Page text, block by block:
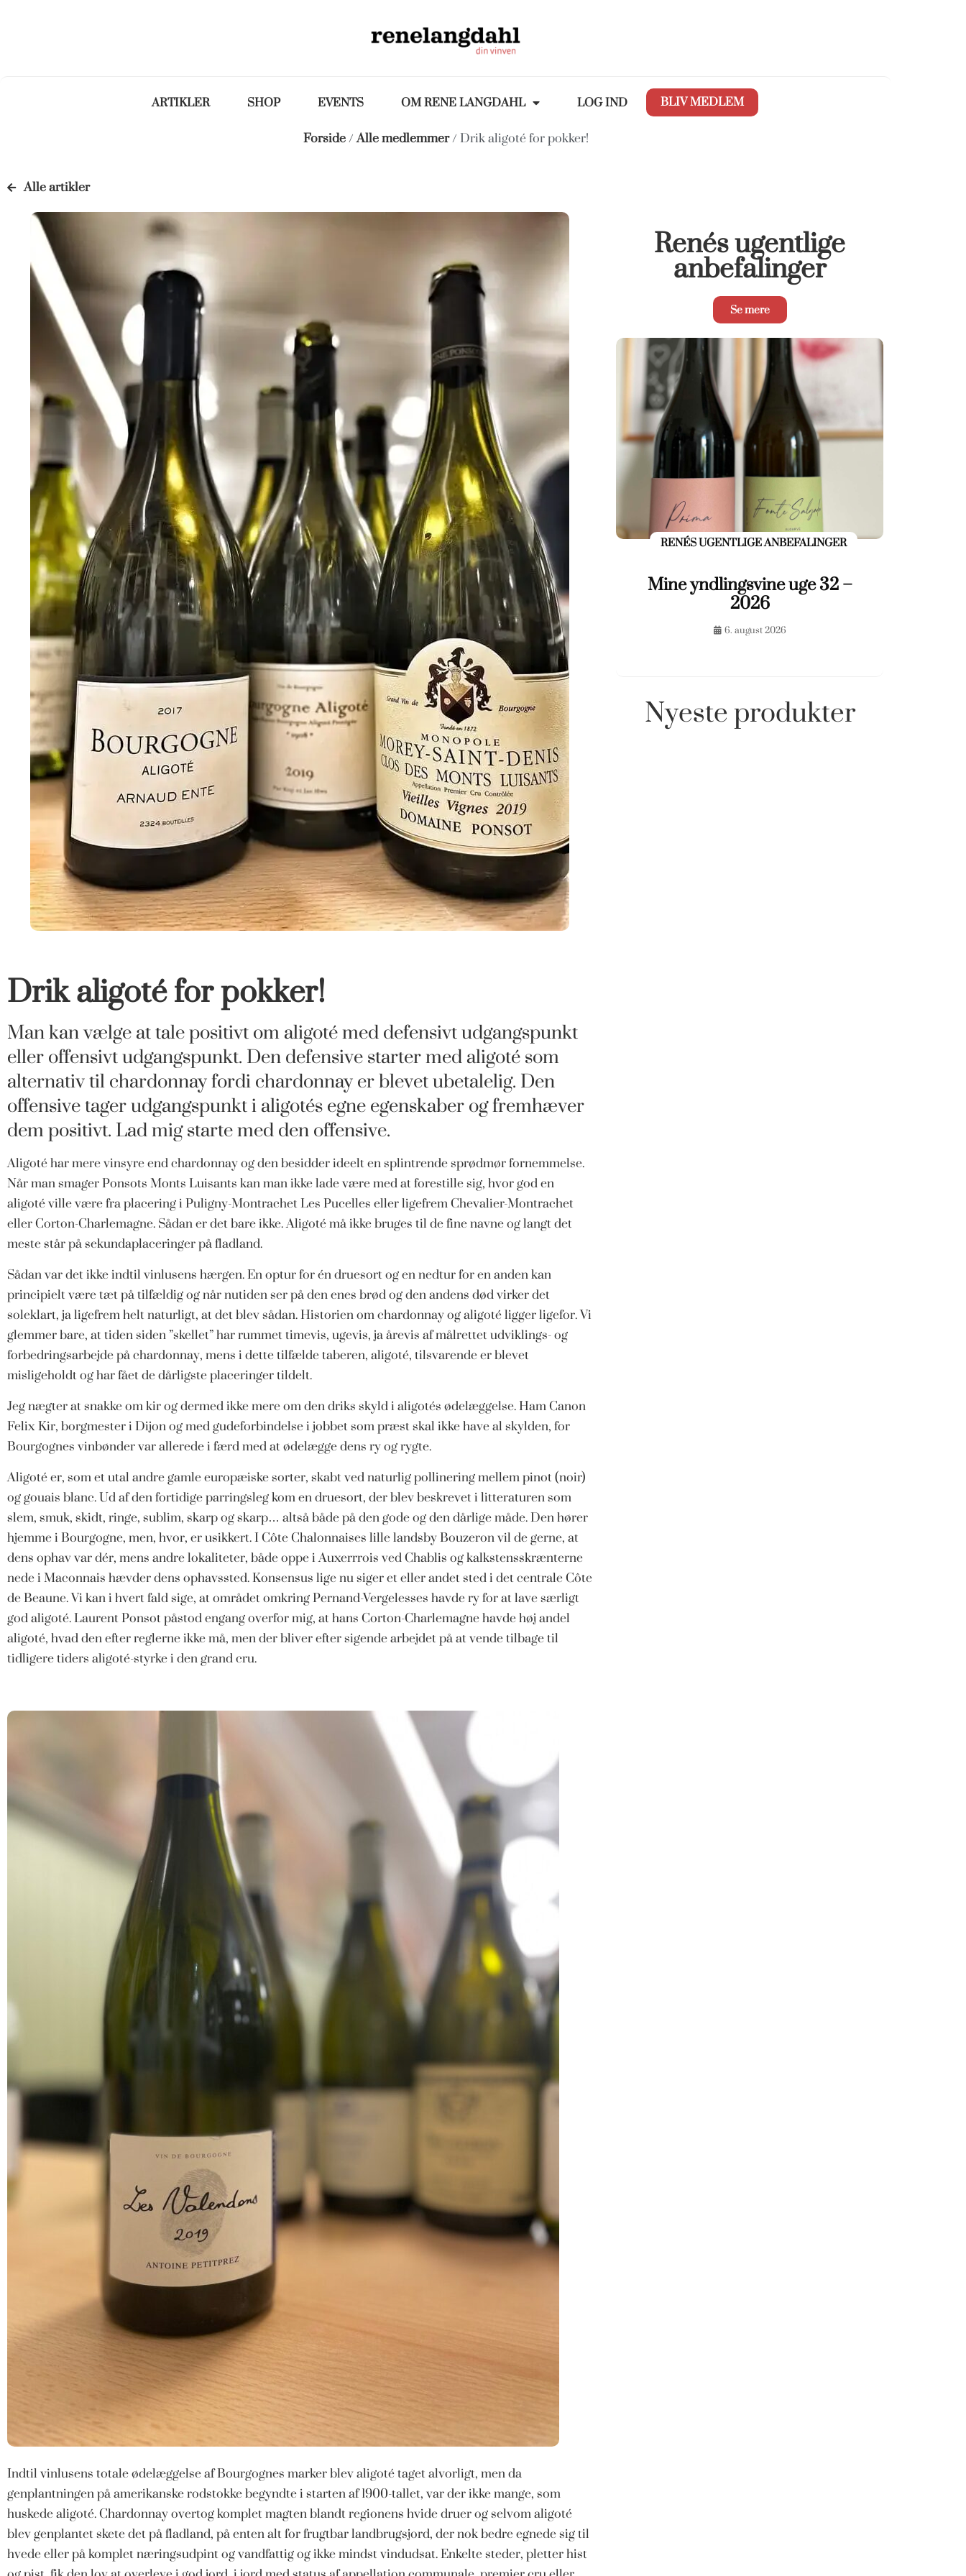
ARTIKLER SHOP EVENTS OM RENE LANGDAHL LOG IND BLIV MEDLEM
Forside/Alle medlemmer/ Drik aligoté for pokker!
Alle artikler
Drik aligoté for pokker!
Man kan vælge at tale positivt om aligoté med defensivt udgangspunkt
eller offensivt udgangspunkt. Den defensive starter med aligoté som
alternativ til chardonnay fordi chardonnay er blevet ubetalelig. Den
offensive tager udgangspunkt i aligotés egne egenskaber og fremhæver
dem positivt. Lad mig starte med den offensive.
Aligoté har mere vinsyre end chardonnay og den besidder ideelt en splintrende sprødmør fornemmelse.
Når man smager Ponsots Monts Luisants kan man ikke lade være med at forestille sig, hvor god en
aligoté ville være fra placering i Puligny-Montrachet Les Pucelles eller ligefrem Chevalier-Montrachet
eller Corton-Charlemagne. Sådan er det bare ikke. Aligoté må ikke bruges til de fine navne og langt det
meste står på sekundaplaceringer på fladland.
Sådan var det ikke indtil vinlusens hærgen. En optur for én druesort og en nedtur for en anden kan
principielt være tæt på tilfældig og når nutiden ser på den enes brød og den andens død virker det
soleklart, ja ligefrem helt naturligt, at det blev sådan. Historien om chardonnay og aligoté ligger ligefor. Vi
glemmer bare, at tiden siden ”skellet” har rummet timevis, ugevis, ja årevis af målrettet udviklings- og
forbedringsarbejde på chardonnay, mens i dette tilfælde taberen, aligoté, tilsvarende er blevet
misligeholdt og har fået de dårligste placeringer tildelt.
Jeg nægter at snakke om kir og dermed ikke mere om den driks skyld i aligotés ødelæggelse. Ham Canon
Felix Kir, borgmester i Dijon og med gudeforbindelse i jobbet som præst skal ikke have al skylden, for
Bourgognes vinbønder var allerede i færd med at ødelægge dens ry og rygte.
Aligoté er, som et utal andre gamle europæiske sorter, skabt ved naturlig pollinering mellem pinot (noir)
og gouais blanc. Ud af den fortidige parringsleg kom en druesort, der blev beskrevet i litteraturen som
slem, smuk, skidt, ringe, sublim, skarp og skarp… altså både på den gode og den dårlige måde. Den hører
hjemme i Bourgogne, men, hvor, er usikkert. I Côte Chalonnaises lille landsby Bouzeron vil de gerne, at
dens ophav var dér, mens andre lokaliteter, både oppe i Auxerrrois ved Chablis og kalkstensskrænterne
nede i Maconnais hævder dens ophavssted. Konsensus lige nu siger et eller andet sted i det centrale Côte
de Beaune. Vi kan i hvert fald sige, at området omkring Pernand-Vergelesses havde ry for at lave særligt
god aligoté. Laurent Ponsot påstod engang overfor mig, at hans Corton-Charlemagne havde høj andel
aligoté, hvad den efter reglerne ikke må, men der bliver efter sigende arbejdet på at vende tilbage til
tidligere tiders aligoté-styrke i den grand cru.
Indtil vinlusens totale ødelæggelse af Bourgognes marker blev aligoté taget alvorligt, men da
genplantningen på amerikanske rodstokke begyndte i starten af 1900-tallet, var der ikke mange, som
huskede aligoté. Chardonnay overtog komplet magten blandt regionens hvide druer og selvom aligoté
blev genplantet skete det på fladland, på enten alt for frugtbar landbrugsjord, der nok bedre egnede sig til
hvede eller på komplet næringsudpint og vandfattig og ikke mindst vindudsat. Enkelte steder, pletter hist
Renés ugentlige
anbefalinger
Se mere
RENÉS UGENTLIGE ANBEFALINGER
Mine yndlingsvine uge 32 –
2026
6. august 2026
Nyeste produkter